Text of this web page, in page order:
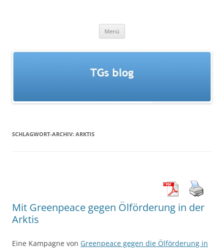
Menü
SCHLAGWORT-ARCHIV: ARKTIS
Mit Greenpeace gegen Ölförderung in der
Arktis
Eine Kampagne von Greenpeace gegen die Ölförderung in